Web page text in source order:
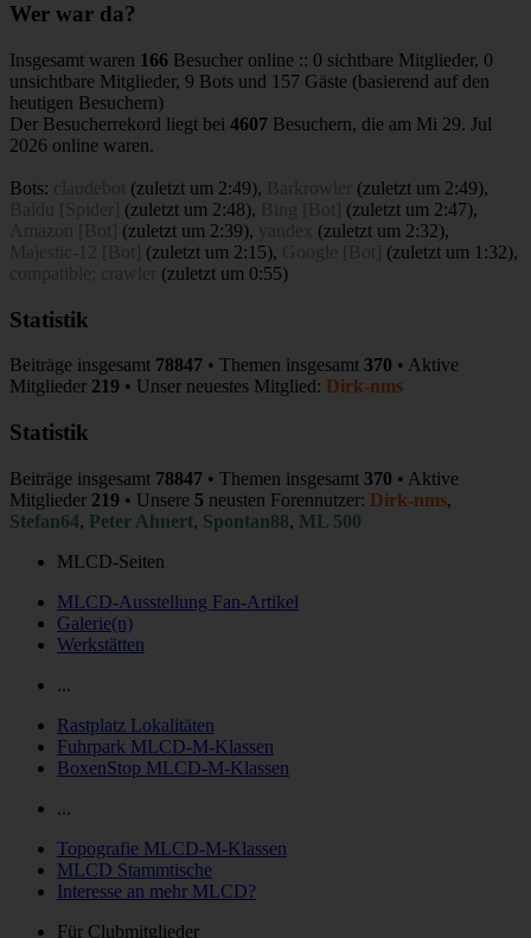
Wer war da?
Insgesamt waren 166 Besucher online :: 0 sichtbare Mitglieder, 0
unsichtbare Mitglieder, 9 Bots und 157 Gäste (basierend auf den
heutigen Besuchern)
Der Besucherrekord liegt bei 4607 Besuchern, die am Mi 29. Jul
2026 online waren.
Bots: (zuletzt um 2:49), (zuletzt um 2:49),
(zuletzt um 2:48), (zuletzt um 2:47),
(zuletzt um 2:39), (zuletzt um 2:32),
(zuletzt um 2:15), (zuletzt um 1:32),
(zuletzt um 0:55)
Statistik
Beiträge insgesamt 78847 • Themen insgesamt 370 • Aktive
Mitglieder 219 • Unser neuestes Mitglied: Dirk-nms
Statistik
Beiträge insgesamt 78847 • Themen insgesamt 370 • Aktive
Mitglieder 219 • Unsere 5 neusten Forennutzer: Dirk-nms,
Stefan64, Peter Ahnert, Spontan88, ML 500
MLCD-Seiten
MLCD-Ausstellung Fan-Artikel
Galerie(n)
Werkstätten
...
Rastplatz Lokalitäten
Fuhrpark MLCD-M-Klassen
BoxenStop MLCD-M-Klassen
...
Topografie MLCD-M-Klassen
MLCD Stammtische
Interesse an mehr MLCD?
Für Clubmitglieder